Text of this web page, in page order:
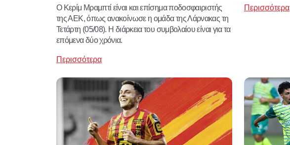
Ο Κερίμ Μραμπτί είναι και επίσημα ποδοσφαιριστής
της ΑΕΚ, όπως ανακοίνωσε η ομάδα της Λάρνακας τη
Τετάρτη (05/08). Η διάρκεια του συμβολαίου είναι για τα
επόμενα δύο χρόνια.
Περισσότερα
Περισσότερα